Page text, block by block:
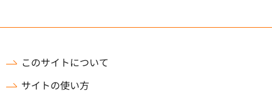
このサイトについて
サイトの使い方